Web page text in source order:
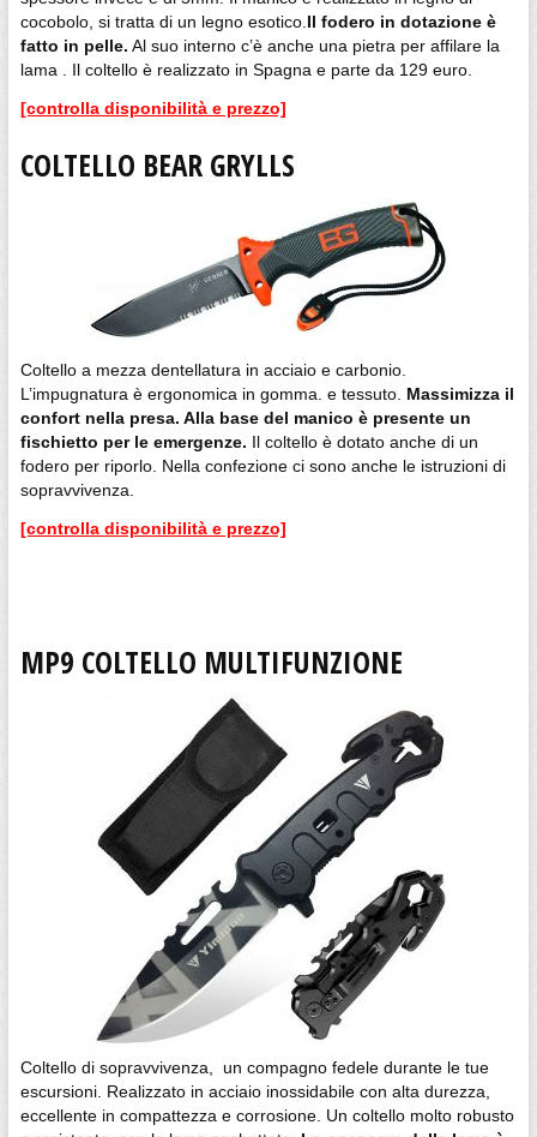
cocobolo, si tratta di un legno esotico. Il fodero in dotazione è
fatto in pelle. Al suo interno c’è anche una pietra per affilare la
lama . Il coltello è realizzato in Spagna e parte da 129 euro.
[controlla disponibilità e prezzo]
COLTELLO BEAR GRYLLS
Coltello a mezza dentellatura in acciaio e carbonio.
L’impugnatura è ergonomica in gomma. e tessuto. Massimizza il
confort nella presa. Alla base del manico è presente un
fischietto per le emergenze. Il coltello è dotato anche di un
fodero per riporlo. Nella confezione ci sono anche le istruzioni di
sopravvivenza.
[controlla disponibilità e prezzo]
MP9 COLTELLO MULTIFUNZIONE
Coltello di sopravvivenza, un compagno fedele durante le tue
escursioni. Realizzato in acciaio inossidabile con alta durezza,
eccellente in compattezza e corrosione. Un coltello molto robusto